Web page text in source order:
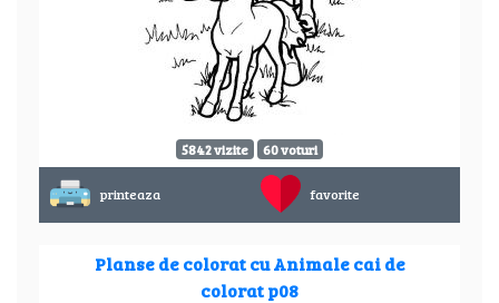
5842 vizite 60 voturi
printeaza favorite
Planse de colorat cu Animale cai de
colorat p08